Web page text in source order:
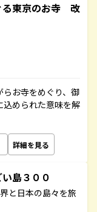
東京のお寺 改
お寺をめぐり、御
められた意味を解
詳細を見る
島３００
と日本の島々を旅